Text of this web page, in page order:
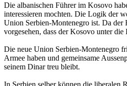
Die albanischen Führer im Kosovo
interessieren mochten. Die Logik der
Union Serbien-Montenegro ist. Da der
vorgesehen, dass der Kosovo unter
Die neue Union Serbien-Montenegro
Armee haben und gemeinsame
seinem Dinar treu bleibt.
In Serbien selber können die liberalen